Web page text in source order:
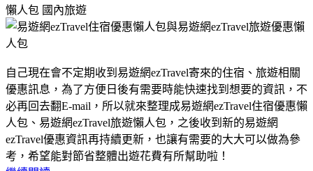
懶人包 國內旅遊
自己現在會不定期收到易遊網ezTravel寄來的住宿、旅遊相關
優惠訊息，為了方便日後有需要時能快速找到想要的資訊，不
必再回去翻E-mail，所以就來整理成易遊網ezTravel住宿優惠懶
人包、易遊網ezTravel旅遊懶人包，之後收到新的易遊網
ezTravel優惠資訊再持續更新，也讓有需要的大大可以做為參
考，希望能對節省整體出遊花費有所幫助啦！